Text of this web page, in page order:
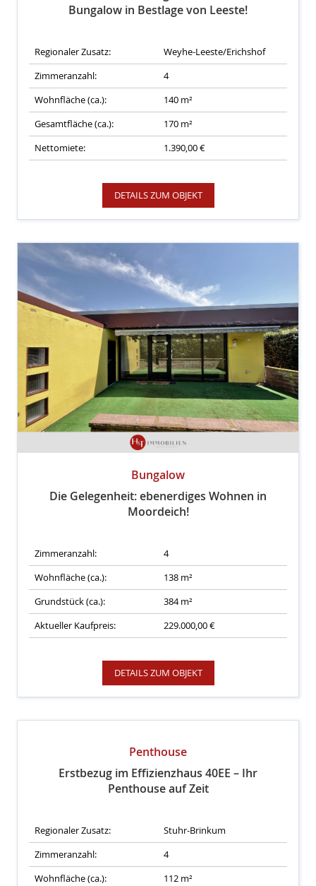
Bungalow in Bestlage von Leeste!
Regionaler Zusatz:
Weyhe-Leeste/Erichshof
Zimmeranzahl:
4
Wohnfläche (ca.):
140 m²
Gesamtfläche (ca.):
170 m²
Nettomiete:
1.390,00 €
DETAILS ZUM OBJEKT
Bungalow
Die Gelegenheit: ebenerdiges Wohnen in
Moordeich!
Zimmeranzahl:
4
Wohnfläche (ca.):
138 m²
Grundstück (ca.):
384 m²
Aktueller Kaufpreis:
229.000,00 €
DETAILS ZUM OBJEKT
Penthouse
Erstbezug im Effizienzhaus 40EE – Ihr
Penthouse auf Zeit
Regionaler Zusatz:
Stuhr-Brinkum
Zimmeranzahl:
4
Wohnfläche (ca.):
112 m²